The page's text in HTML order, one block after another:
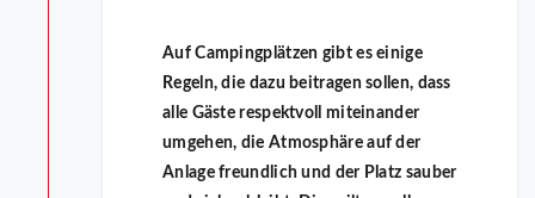
Auf Campingplätzen gibt es einige
Regeln, die dazu beitragen sollen, dass
alle Gäste respektvoll miteinander
umgehen, die Atmosphäre auf der
Anlage freundlich und der Platz sauber